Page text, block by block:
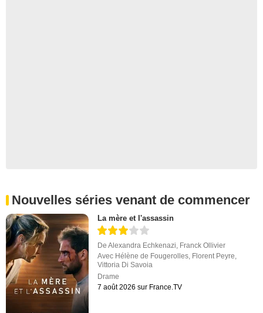
Nouvelles séries venant de commencer
La mère et l'assassin
DeAlexandra Echkenazi Franck Ollivier
Avec Hélène de Fougerolles Florent Peyre
Vittoria Di Savoia
Drame
7 août 2026 sur France.TV